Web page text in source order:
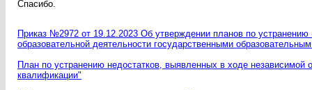
Спасибо.
Приказ №2972 от 19.12.2023 Об утверждении планов по
образовательной деятельности государственными
План по устранению недостатков, выявленных в ходе
квалификации"